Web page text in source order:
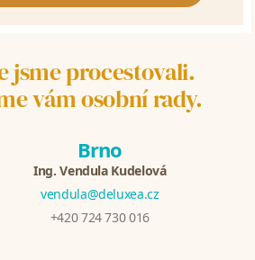
jsme procestovali.
vám osobní rady.
Brno
Ing. Vendula Kudelová
vendula@deluxea.cz
+420 724 730 016